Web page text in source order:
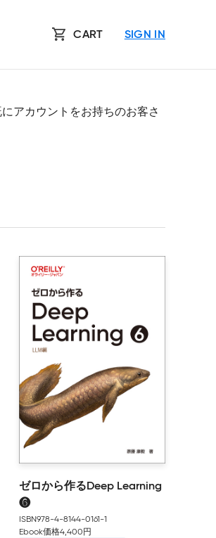
CART SIGN IN
アカウントをお持ちのお客さ
ゼロから作るDeep Learning
❻
ISBN978-4-8144-0161-1
Ebook価格4,400円